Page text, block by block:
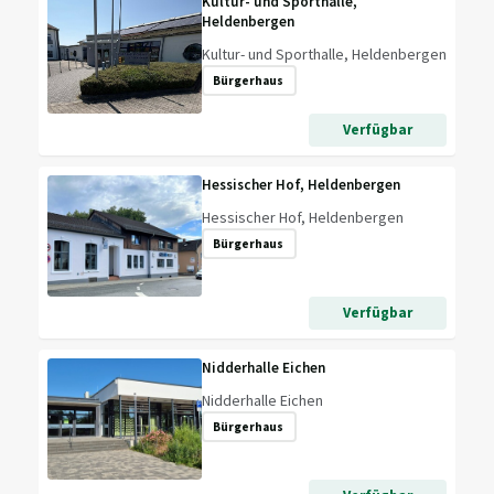
Heldenbergen
Kultur- und Sporthalle, Heldenbergen
Bürgerhaus
Verfügbar
Hessischer Hof, Heldenbergen
Hessischer Hof, Heldenbergen
Bürgerhaus
Verfügbar
Nidderhalle Eichen
Nidderhalle Eichen
Bürgerhaus